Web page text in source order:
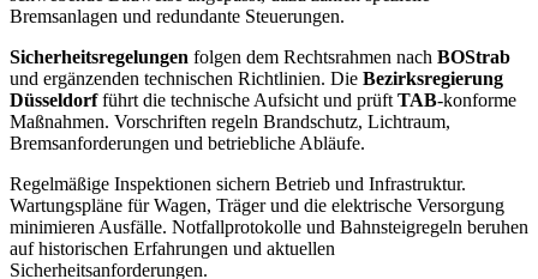
Bremsanlagen und redundante Steuerungen.
Sicherheitsregelungen folgen dem Rechtsrahmen nach BOStrab
und ergänzenden technischen Richtlinien. Die Bezirksregierung
Düsseldorfführt die technische Aufsicht und prüft TAB-konforme
Maßnahmen. Vorschriften regeln Brandschutz, Lichtraum,
Bremsanforderungen und betriebliche Abläufe.
Regelmäßige Inspektionen sichern Betrieb und Infrastruktur.
Wartungspläne für Wagen, Träger und die elektrische Versorgung
minimieren Ausfälle. Notfallprotokolle und Bahnsteigregeln beruhen
auf historischen Erfahrungen und aktuellen
Sicherheitsanforderungen.